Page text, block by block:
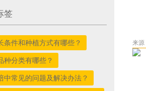
来源
签
条件和种植方式有哪些？
种分类有哪些？
中常见的问题及解决办法？